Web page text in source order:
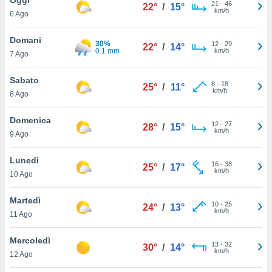
è
al sito
di
ci
di
il
un
la
nella
6 Ago
22° / 15° 21 - 46
km/h
Domani
7 Ago
30%
0.1 mm
22° / 14° 12- 29
km/h
Sabato
8 Ago
25° / 11° 8- 18
km/h
Domenica
9 Ago
28° / 15° 12- 27
km/h
Lunedì
10 Ago
25° / 17° 16- 38
km/h
Martedì
11 Ago
24° / 13° 10- 25
km/h
Mercoledì
12 Ago
30° / 14° 13- 32
km/h